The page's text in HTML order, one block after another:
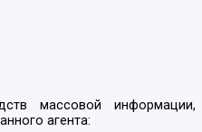
массовой информации,
агента: